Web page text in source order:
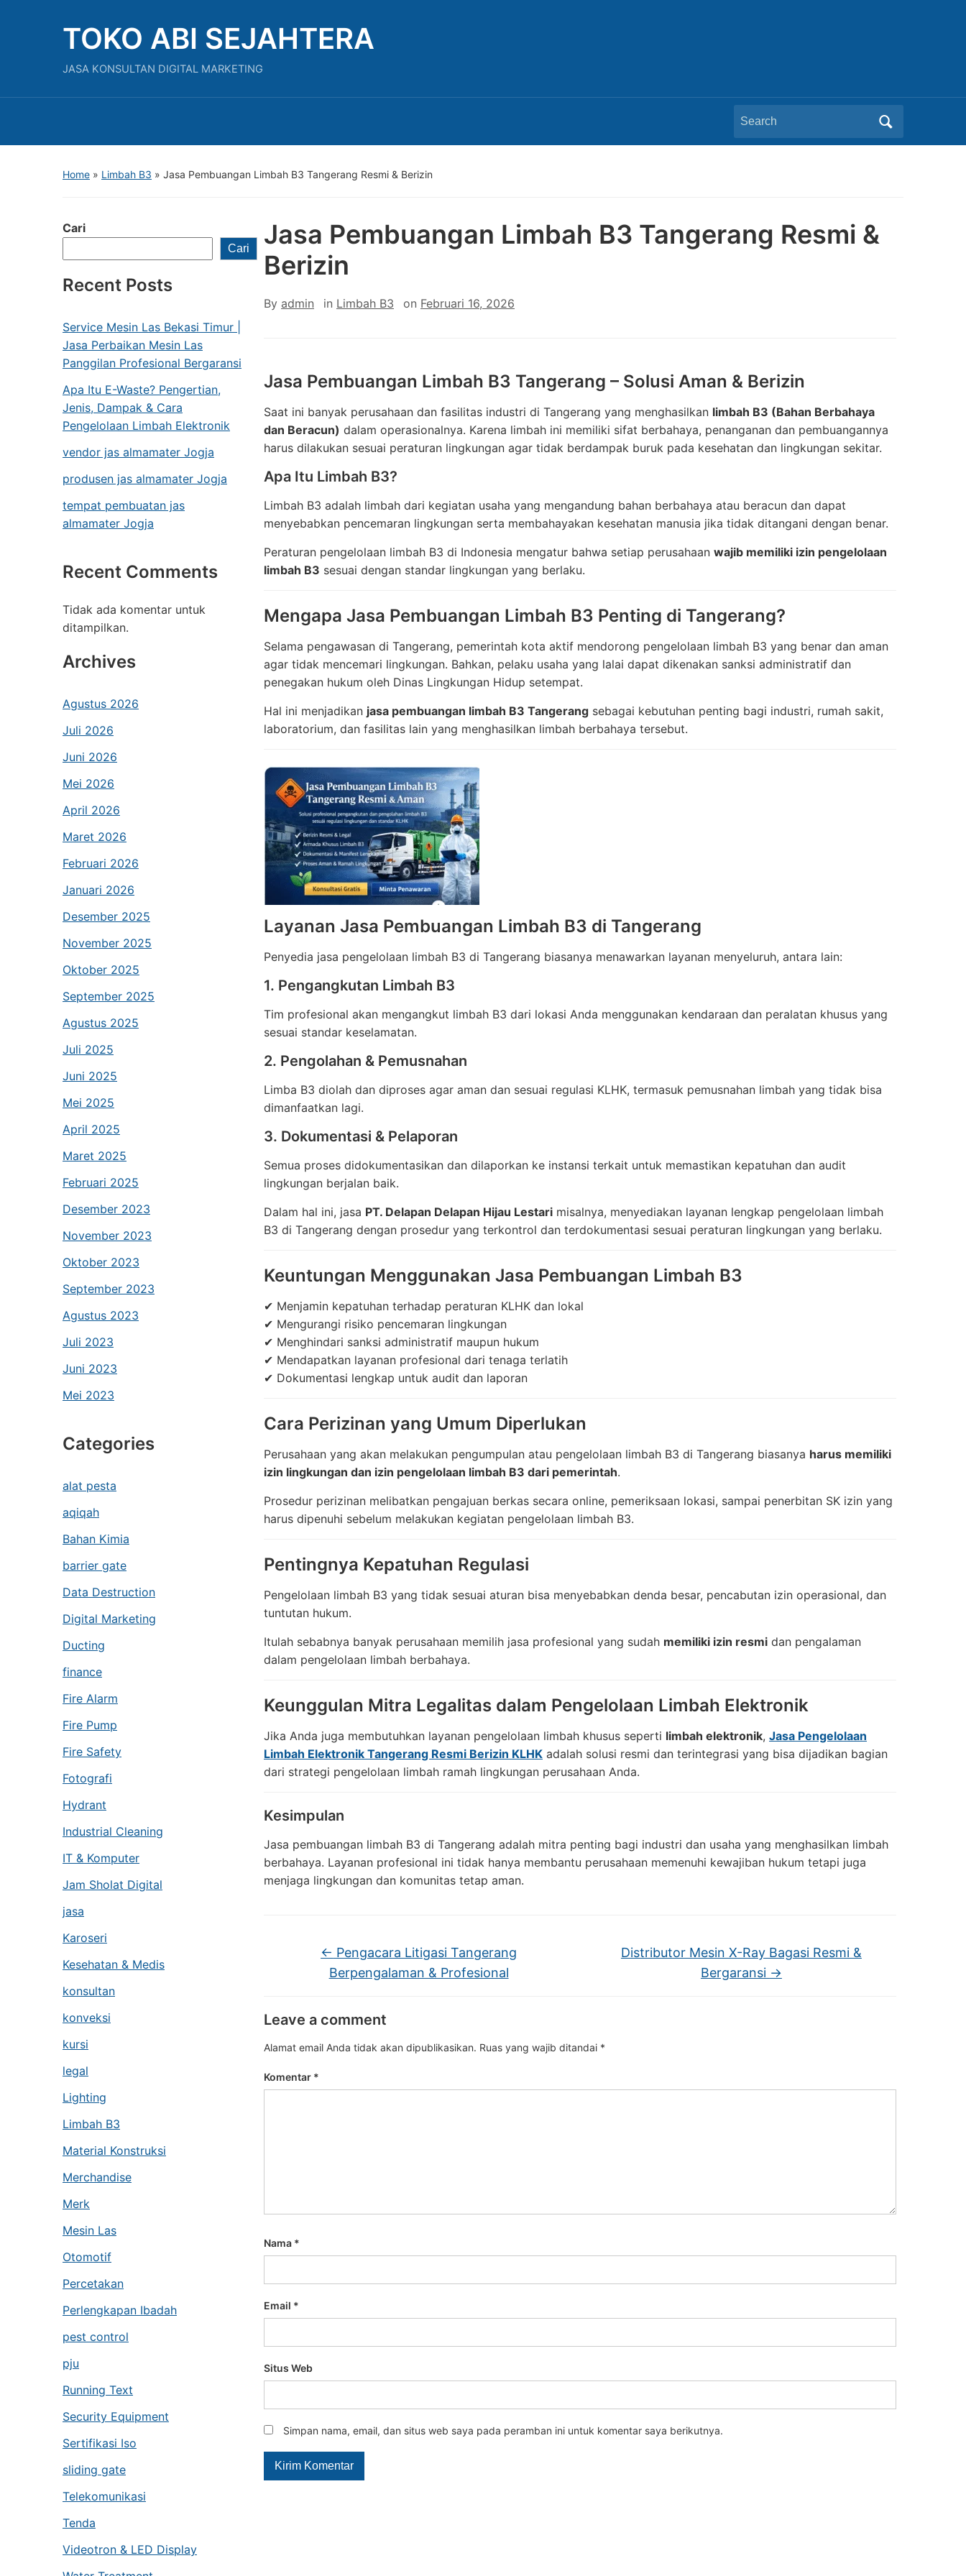
TOKO ABI SEJAHTERA
JASA KONSULTAN DIGITAL MARKETING
Search
for:
Home » Limbah B3 » Jasa Pembuangan Limbah B3 Tangerang Resmi & Berizin
Cari
Cari
Recent Posts
Service Mesin Las Bekasi Timur |
Jasa Perbaikan Mesin Las
Panggilan Profesional Bergaransi
Apa Itu E-Waste? Pengertian,
Jenis, Dampak & Cara
Pengelolaan Limbah Elektronik
vendor jas almamater Jogja
produsen jas almamater Jogja
tempat pembuatan jas
almamater Jogja
Recent Comments
Tidak ada komentar untuk
ditampilkan.
Archives
Agustus 2026
Juli 2026
Juni 2026
Mei 2026
April 2026
Maret 2026
Februari 2026
Januari 2026
Desember 2025
November 2025
Oktober 2025
September 2025
Agustus 2025
Juli 2025
Juni 2025
Mei 2025
April 2025
Maret 2025
Februari 2025
Desember 2023
November 2023
Oktober 2023
September 2023
Agustus 2023
Juli 2023
Juni 2023
Mei 2023
Categories
alat pesta
aqiqah
Bahan Kimia
barrier gate
Data Destruction
Digital Marketing
Ducting
finance
Fire Alarm
Fire Pump
Fire Safety
Fotografi
Hydrant
Industrial Cleaning
IT & Komputer
Jam Sholat Digital
jasa
Karoseri
Kesehatan & Medis
konsultan
konveksi
kursi
legal
Lighting
Limbah B3
Material Konstruksi
Merchandise
Merk
Mesin Las
Otomotif
Percetakan
Perlengkapan Ibadah
pest control
pju
Running Text
Security Equipment
Sertifikasi Iso
sliding gate
Telekomunikasi
Tenda
Videotron & LED Display
Jasa Pembuangan Limbah B3 Tangerang Resmi &
Berizin
By admin in Limbah B3 on Februari 16, 2026
Jasa Pembuangan Limbah B3 Tangerang – Solusi Aman & Berizin
Saat ini banyak perusahaan dan fasilitas industri di Tangerang yang menghasilkan limbah B3 (Bahan Berbahaya
dan Beracun) dalam operasionalnya. Karena limbah ini memiliki sifat berbahaya, penanganan dan pembuangannya
harus dilakukan sesuai peraturan lingkungan agar tidak berdampak buruk pada kesehatan dan lingkungan sekitar.
Apa Itu Limbah B3?
Limbah B3 adalah limbah dari kegiatan usaha yang mengandung bahan berbahaya atau beracun dan dapat
menyebabkan pencemaran lingkungan serta membahayakan kesehatan manusia jika tidak ditangani dengan benar.
Peraturan pengelolaan limbah B3 di Indonesia mengatur bahwa setiap perusahaan wajib memiliki izin pengelolaan
limbah B3 sesuai dengan standar lingkungan yang berlaku.
Mengapa Jasa Pembuangan Limbah B3 Penting di Tangerang?
Selama pengawasan di Tangerang, pemerintah kota aktif mendorong pengelolaan limbah B3 yang benar dan aman
agar tidak mencemari lingkungan. Bahkan, pelaku usaha yang lalai dapat dikenakan sanksi administratif dan
penegakan hukum oleh Dinas Lingkungan Hidup setempat.
Hal ini menjadikan jasa pembuangan limbah B3 Tangerang sebagai kebutuhan penting bagi industri, rumah sakit,
laboratorium, dan fasilitas lain yang menghasilkan limbah berbahaya tersebut.
Layanan Jasa Pembuangan Limbah B3 di Tangerang
Penyedia jasa pengelolaan limbah B3 di Tangerang biasanya menawarkan layanan menyeluruh, antara lain:
1. Pengangkutan Limbah B3
Tim profesional akan mengangkut limbah B3 dari lokasi Anda menggunakan kendaraan dan peralatan khusus yang
sesuai standar keselamatan.
2. Pengolahan & Pemusnahan
Limba B3 diolah dan diproses agar aman dan sesuai regulasi KLHK, termasuk pemusnahan limbah yang tidak bisa
dimanfaatkan lagi.
3. Dokumentasi & Pelaporan
Semua proses didokumentasikan dan dilaporkan ke instansi terkait untuk memastikan kepatuhan dan audit
lingkungan berjalan baik.
Dalam hal ini, jasa PT. Delapan Delapan Hijau Lestari misalnya, menyediakan layanan lengkap pengelolaan limbah
B3 di Tangerang dengan prosedur yang terkontrol dan terdokumentasi sesuai peraturan lingkungan yang berlaku.
Keuntungan Menggunakan Jasa Pembuangan Limbah B3
✔ Menjamin kepatuhan terhadap peraturan KLHK dan lokal
✔ Mengurangi risiko pencemaran lingkungan
✔ Menghindari sanksi administratif maupun hukum
✔ Mendapatkan layanan profesional dari tenaga terlatih
✔ Dokumentasi lengkap untuk audit dan laporan
Cara Perizinan yang Umum Diperlukan
Perusahaan yang akan melakukan pengumpulan atau pengelolaan limbah B3 di Tangerang biasanya harus memiliki
izin lingkungan dan izin pengelolaan limbah B3 dari pemerintah.
Prosedur perizinan melibatkan pengajuan berkas secara online, pemeriksaan lokasi, sampai penerbitan SK izin yang
harus dipenuhi sebelum melakukan kegiatan pengelolaan limbah B3.
Pentingnya Kepatuhan Regulasi
Pengelolaan limbah B3 yang tidak sesuai aturan bisa menyebabkan denda besar, pencabutan izin operasional, dan
tuntutan hukum.
Itulah sebabnya banyak perusahaan memilih jasa profesional yang sudah memiliki izin resmi dan pengalaman
dalam pengelolaan limbah berbahaya.
Keunggulan Mitra Legalitas dalam Pengelolaan Limbah Elektronik
Jika Anda juga membutuhkan layanan pengelolaan limbah khusus seperti limbah elektronik, Jasa Pengelolaan
Limbah Elektronik Tangerang Resmi Berizin KLHK adalah solusi resmi dan terintegrasi yang bisa dijadikan bagian
dari strategi pengelolaan limbah ramah lingkungan perusahaan Anda.
Kesimpulan
Jasa pembuangan limbah B3 di Tangerang adalah mitra penting bagi industri dan usaha yang menghasilkan limbah
berbahaya. Layanan profesional ini tidak hanya membantu perusahaan memenuhi kewajiban hukum tetapi juga
menjaga lingkungan dan komunitas tetap aman.
← Pengacara Litigasi Tangerang
Berpengalaman & Profesional
Distributor Mesin X-Ray Bagasi Resmi &
Bergaransi →
Leave a comment
Alamat email Anda tidak akan dipublikasikan. Ruas yang wajib ditandai *
Komentar *
Nama *
Email *
Situs Web
Simpan nama, email, dan situs web saya pada peramban ini untuk komentar saya berikutnya.